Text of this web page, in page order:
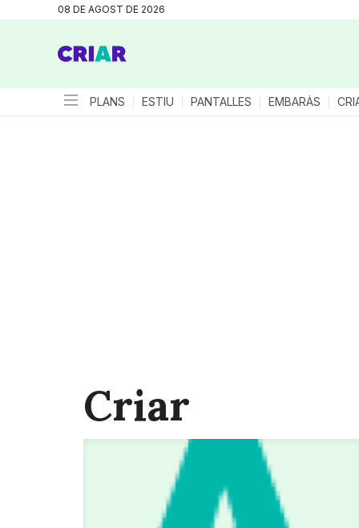
08 DE AGOST DE 2026
PLANS ESTIU PANTALLES EMBARÀS
Criar